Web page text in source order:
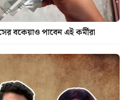
বকেয়াও পাবেন এই কর্মীরা